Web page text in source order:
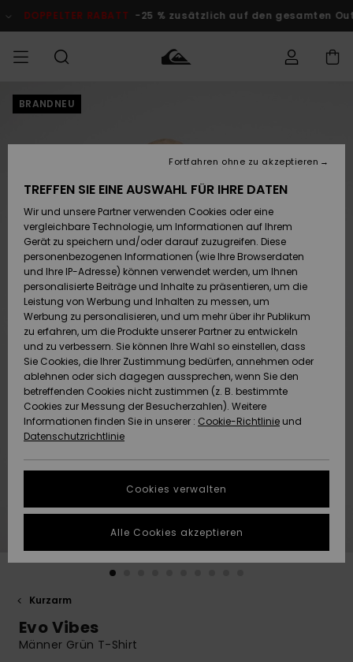
ProduktinformationRABATT -25 % zusätzlich auf den gesamten Outlet-
MÄNNER
Accessoires
Schuhe&
Flip-Flops
Surf
Snow
Brandneu
Highlights
Accessoires
Schuhe&
Flip-Flops
Surf
Snow
Brandneu
Highlights
FRAUEN
Brandneu
Highlights
Snow
SURF
Kinder
Highlights
Community
SNOW
Snow Shop
Kinder
Snow Shop
Damen
Highlights
Community
DOPPELTER
RABATT
KINDER
Outlet
Frauen
HILFE & KONTAKT
Retouren
Bezahlung
Geschenkkarte
Quiksilver
Freedom
Datenschutz
Starten Sie eine
um die
schnellste
Antwort auf Ihre
NACHHALTIGKEIT
SHOPS
QUIKSILVER APP
WUNSCHLISTE
BRANDNEU
Kurzarm
Evo Vibes
Männer Grün T-Shirt
TREFFEN SIE EINE AUSWAHL FÜR IHRE DATEN
Wir und unsere Partner verwenden Cookies oder eine
vergleichbare Technologie, um Informationen auf Ihrem
Gerät zu speichern und/oder darauf zuzugreifen. Diese
personenbezogenen Informationen (wie Ihre Browserdaten
und Ihre IP-Adresse) können verwendet werden, um Ihnen
personalisierte Beiträge und Inhalte zu präsentieren, um die
Leistung von Werbung und Inhalten zu messen, um
Werbung zu personalisieren, und um mehr über ihr Publikum
zu erfahren, um die Produkte unserer Partner zu entwickeln
und zu verbessern. Sie können Ihre Wahl so einstellen, dass
Sie Cookies, die Ihrer Zustimmung bedürfen, annehmen oder
ablehnen oder sich dagegen aussprechen, wenn Sie den
betreffenden Cookies nicht zustimmen (z. B. bestimmte
Cookies zur Messung der Besucherzahlen). Weitere
Informationen finden Sie in unserer : Cookie-Richtlinie und
Datenschutzrichtlinie
Cookies verwalten
Fortfahren ohne zu akzeptieren
Alle Cookies akzeptieren